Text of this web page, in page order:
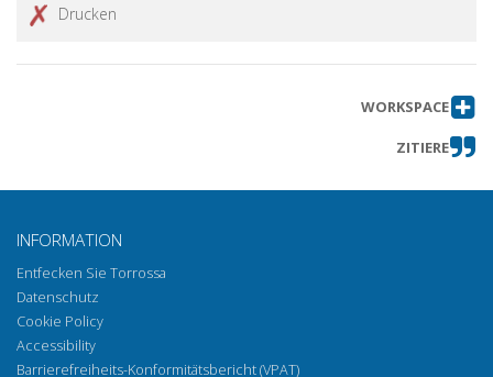
Drucken
WORKSPACE
ZITIERE
INFORMATION
Entfecken Sie Torrossa
Datenschutz
Cookie Policy
Accessibility
Barrierefreiheits-Konformitätsbericht (VPAT)